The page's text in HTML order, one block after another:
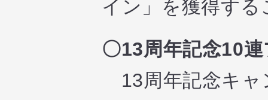
イン」を獲得す
〇13周年記念10
13周年記念キャ